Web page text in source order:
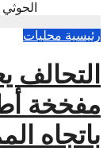
رئيسية محليات
التحالف
مفخخة
باتجاه